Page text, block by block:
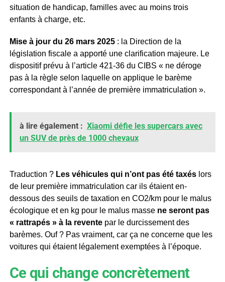
situation de handicap, familles avec au moins trois
enfants à charge, etc.
Mise à jour du 26 mars 2025: la Direction de la
législation fiscale a apporté une clarification majeure. Le
dispositif prévu à l’article 421-36 du CIBS « ne déroge
pas à la règle selon laquelle on applique le barème
correspondant à l’année de première immatriculation ».
à lire également : Xiaomi défie les supercars avec
un SUV de près de 1000 chevaux
Traduction ? Les véhicules qui n’ont pas été taxéslors
de leur première immatriculation car ils étaient en-
dessous des seuils de taxation en CO2/km pour le malus
écologique et en kg pour le malus masse ne seront pas
« rattrapés » à la reventepar le durcissement des
barèmes. Ouf ? Pas vraiment, car ça ne concerne que les
voitures qui étaient légalement exemptées à l’époque.
Ce qui change concrètement